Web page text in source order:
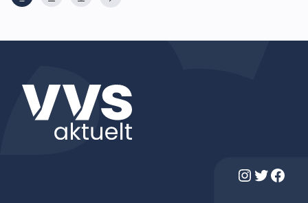
Instagram Twitter Facebook